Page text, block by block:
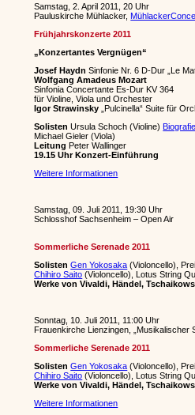
Samstag, 2. April 2011, 20 Uhr
Pauluskirche Mühlacker,
Frühjahrskonzerte 2011
„Konzertantes Vergnügen“
Josef Haydn Sinfonie Nr. 6 D-Dur „Le
Wolfgang Amadeus Mozart
Sinfonia Concertante Es-Dur KV 364
für Violine, Viola und Orchester
Igor Strawinsky „Pulcinella“ Suite für
Solisten Ursula Schoch (Violine)Biografie
Michael Gieler (Viola)
Leitung Peter Wallinger
19.15 Uhr Konzert-Einführung
Weitere Informationen
Samstag, 09. Juli 2011, 19:30 Uhr
Schlosshof Sachsenheim – Open Air
Sommerliche Serenade 2011
Solisten Gen Yokosaka (Violoncello),
Chihiro Saito (Violoncello), Lotus String
Werke von Vivaldi, Händel,
Sonntag, 10. Juli 2011, 11:00 Uhr
Frauenkirche Lienzingen, „Musikalischer
Sommerliche Serenade 2011
Solisten Gen Yokosaka (Violoncello),
Chihiro Saito (Violoncello), Lotus String
Werke von Vivaldi, Händel,
Weitere Informationen